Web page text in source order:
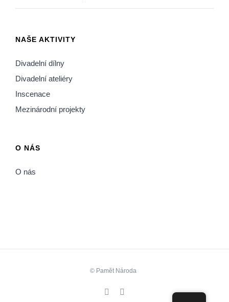
NAŠE AKTIVITY
Divadelní dílny
Divadelní ateliéry
Inscenace
Mezinárodní projekty
O NÁS
O nás
© Pamět Národa
Facebook